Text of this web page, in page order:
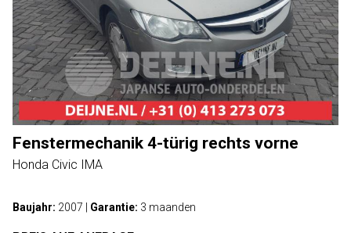
Fenstermechanik 4-türig rechts vorne
Honda Civic IMA
Baujahr: 2007 Garantie: 3 maanden